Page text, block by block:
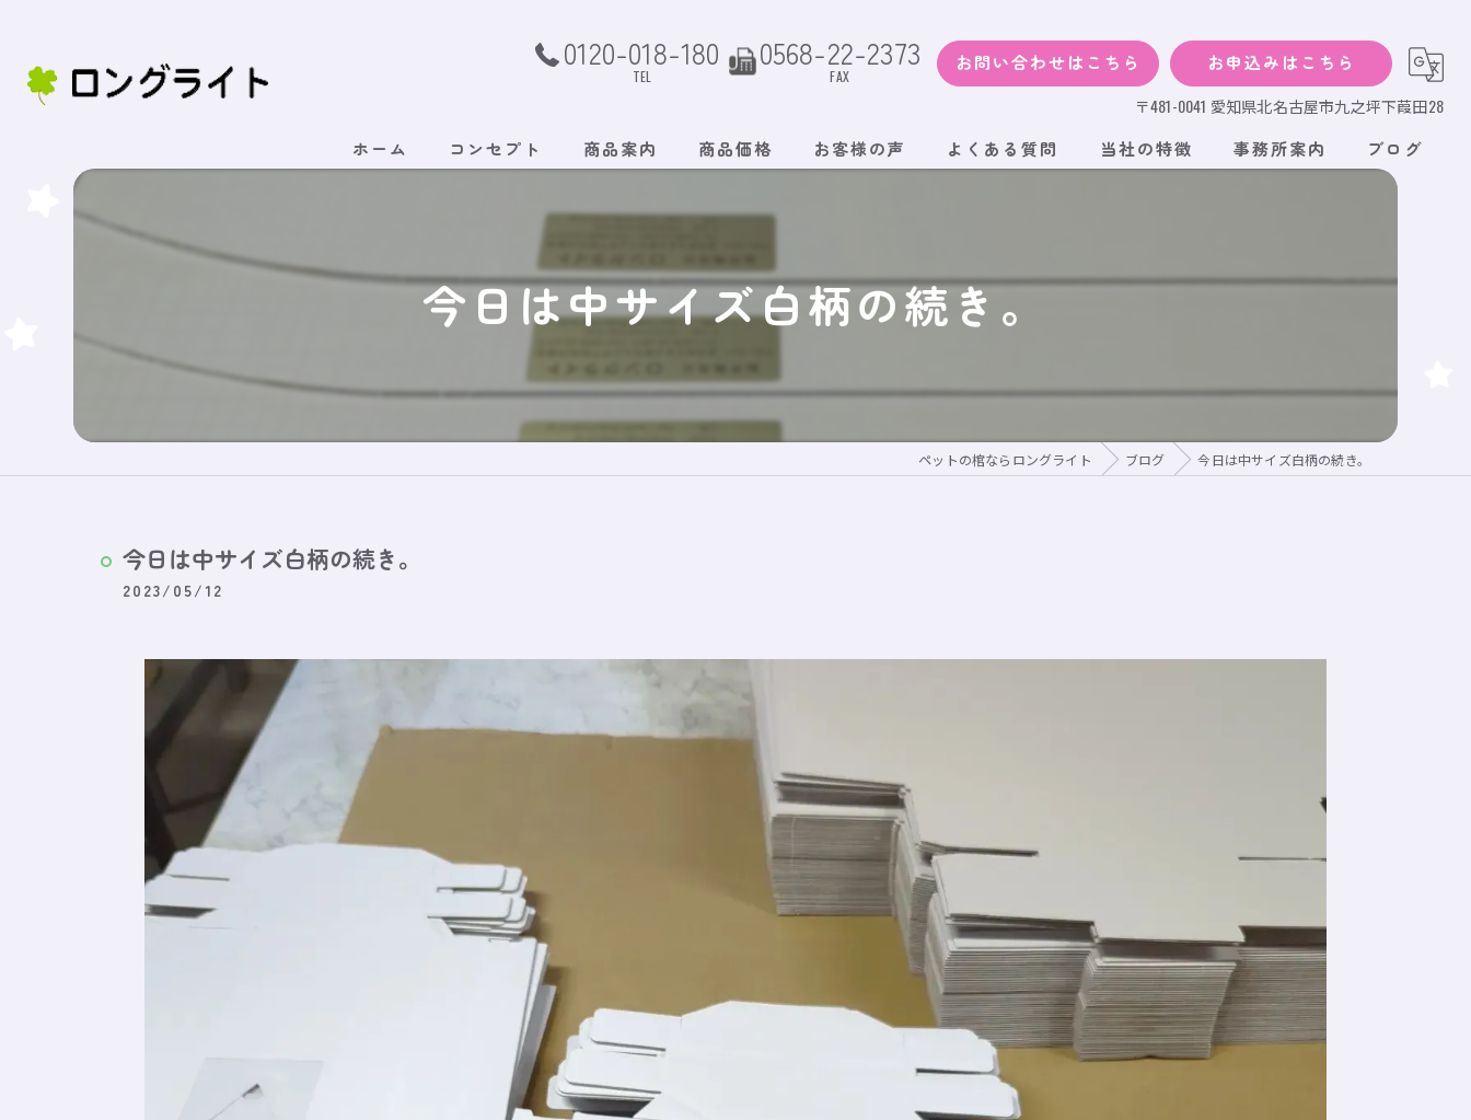
0120-018-180
TEL
0568-22-2373
FAX
お問い合わせはこちら
お申込みはこちら
〒481-0041 愛知県北名古屋市九之坪下葭田28
ホーム
コンセプト 商品案内 商品価格 お客様の声 よくある質問 当社の特徴 事務所案内 ブログ
今日は中サイズ白柄の続き。
ペットの棺ならロングライト ブログ 今日は中サイズ白柄の続き。
今日は中サイズ白柄の続き。
2023/05/12